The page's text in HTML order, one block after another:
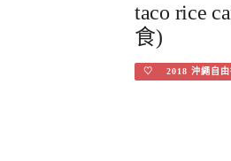
taco rice
食)
♡ 2018 沖繩自由